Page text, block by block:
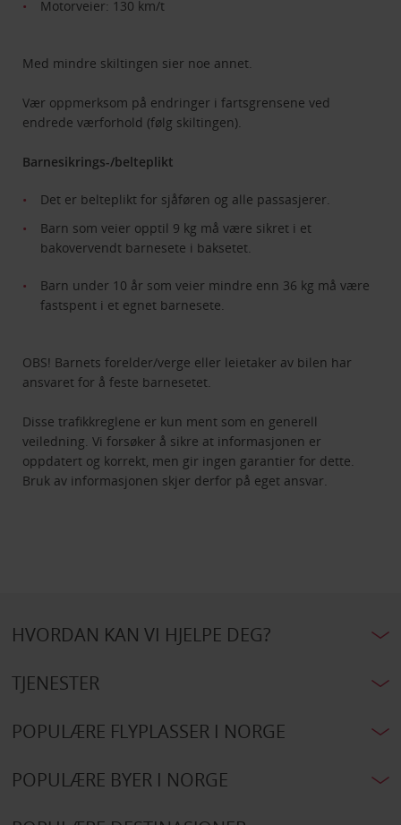
Motorveier: 130 km/t
Med mindre skiltingen sier noe annet.
Vær oppmerksom på endringer i fartsgrensene ved
endrede værforhold (følg skiltingen).
Barnesikrings-/belteplikt
Det er belteplikt for sjåføren og alle passasjerer.
Barn som veier opptil 9 kg må være sikret i et
bakovervendt barnesete i baksetet.
Barn under 10 år som veier mindre enn 36 kg må være
fastspent i et egnet barnesete.
OBS! Barnets forelder/verge eller leietaker av bilen har
ansvaret for å feste barnesetet.
Disse trafikkreglene er kun ment som en generell
veiledning. Vi forsøker å sikre at informasjonen er
oppdatert og korrekt, men gir ingen garantier for dette.
Bruk av informasjonen skjer derfor på eget ansvar.
HVORDAN KAN VI HJELPE DEG?
TJENESTER
POPULÆRE FLYPLASSER I NORGE
POPULÆRE BYER I NORGE